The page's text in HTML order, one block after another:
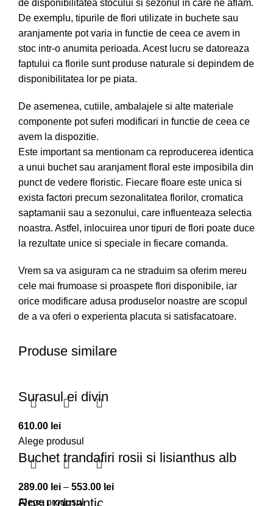
de disponibilitatea stocului si sezonul in care ne aflam.
De exemplu, tipurile de flori utilizate in buchete sau
aranjamente pot varia in functie de ceea ce avem in
stoc intr-o anumita perioada. Acest lucru se datoreaza
faptului ca florile sunt produse naturale si depindem de
disponibilitatea lor pe piata.
De asemenea, cutiile, ambalajele si alte materiale
componente pot suferi modificari in functie de ceea ce
avem la dispozitie.
Este important sa mentionam ca reproducerea identica
a unui buchet sau aranjament floral este imposibila din
punct de vedere floristic. Fiecare floare este unica si
exista factori precum sezonalitatea florilor, cromatica
saptamanii sau a sezonului, care influenteaza selectia
noastra. Astfel, inlocuirea unor tipuri de flori poate duce
la rezultate unice si speciale in fiecare comanda.
Vrem sa va asiguram ca ne straduim sa oferim mereu
cele mai frumoase si proaspete flori disponibile, iar
orice modificare adusa produselor noastre are scopul
de a va oferi o experienta placuta si satisfacatoare.
Produse similare
Surasul ei divin
610.00 lei
Alege produsul
Buchet trandafiri rosii si lisianthus alb
289.00 lei – 553.00 leiInterval
Alege produsul